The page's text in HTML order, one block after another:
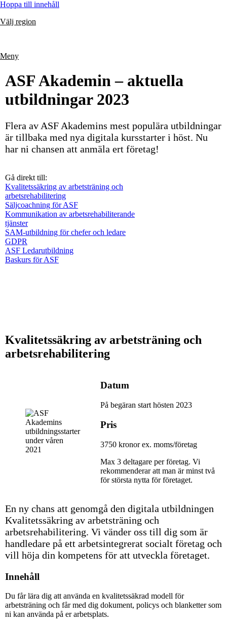
Hoppa till innehåll
Välj region
Meny
ASF Akademin – aktuella
utbildningar 2023
Flera av ASF Akademins mest populära utbildningar
är tillbaka med nya digitala kursstarter i höst. Nu
har ni chansen att anmäla ert företag!
Gå direkt till:
Kvalitetssäkring av arbetsträning och
arbetsrehabilitering
Säljcoachning för ASF
Kommunikation av arbetsrehabiliterande
tjänster
SAM-utbildning för chefer och ledare
GDPR
ASF Ledarutbildning
Baskurs för ASF
Kvalitetssäkring av arbetsträning och
arbetsrehabilitering
Datum
På begäran start hösten 2023
Pris
3750 kronor ex. moms/företag
Max 3 deltagare per företag. Vi
rekommenderar att man är minst två
för största nytta för företaget.
En ny chans att genomgå den digitala utbildningen
Kvalitetssäkring av arbetsträning och
arbetsrehabilitering. Vi vänder oss till dig som är
handledare på ett arbetsintegrerat socialt företag och
vill höja din kompetens för att utveckla företaget.
Innehåll
Du får lära dig att använda en kvalitetssäkrad modell för
arbetsträning och får med dig dokument, policys och blanketter som
ni kan använda på er arbetsplats.